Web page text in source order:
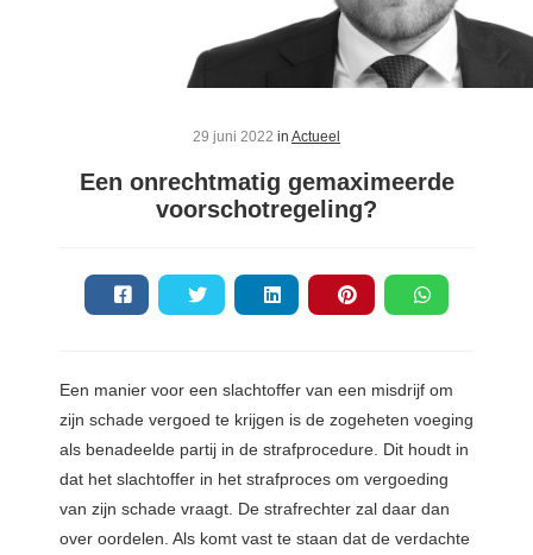
29 juni 2022 in Actueel
Een onrechtmatig gemaximeerde
voorschotregeling?
Een manier voor een slachtoffer van een misdrijf om
zijn schade vergoed te krijgen is de zogeheten voeging
als benadeelde partij in de strafprocedure. Dit houdt in
dat het slachtoffer in het strafproces om vergoeding
van zijn schade vraagt. De strafrechter zal daar dan
over oordelen. Als komt vast te staan dat de verdachte